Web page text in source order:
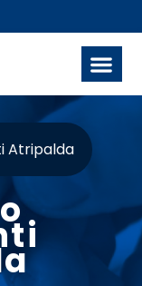
Atripalda